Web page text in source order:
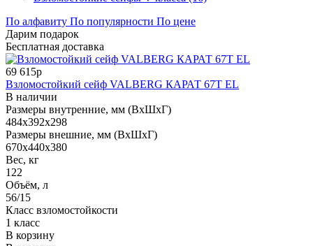
По алфавиту По популярности По цене
Дарим подарок
Бесплатная доставка
69 615р
Взломостойкий сейф VALBERG КАРАТ 67T EL
В наличии
Размеры внутренние, мм (ВхШхГ)
484x392x298
Размеры внешние, мм (ВхШхГ)
670x440x380
Вес, кг
122
Объём, л
56/15
Класс взломостойкости
1 класс
В корзину